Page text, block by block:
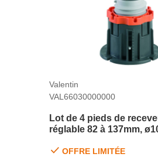
Valentin
VAL66030000000
Lot de 4 pieds de
réglable 82 à 137mm,
OFFRE LIMITÉE